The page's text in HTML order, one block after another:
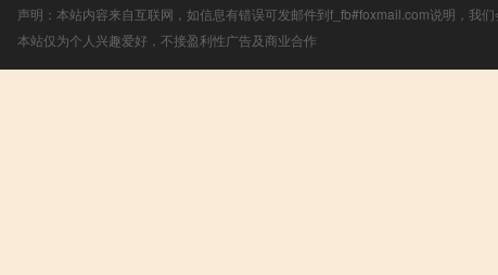
声明：本站内容来自互联网，如信息有错误可发邮件到f_fb#foxmail.com说明，我
本站仅为个人兴趣爱好，不接盈利性广告及商业合作